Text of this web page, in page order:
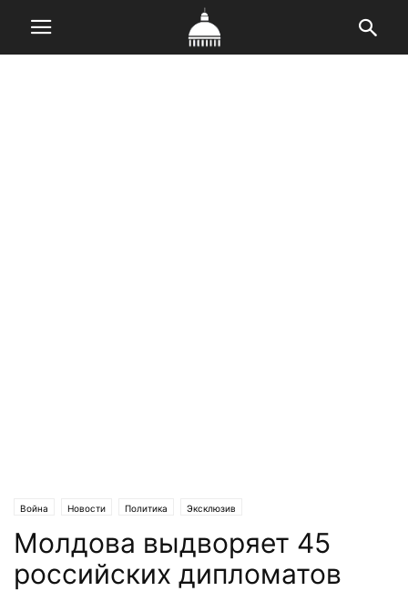
Война Новости Политика Эксклюзив
Молдова выдворяет 45
российских дипломатов